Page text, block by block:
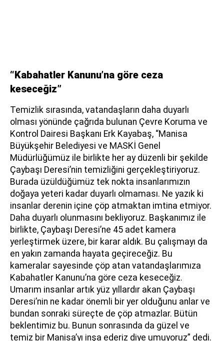
“Kabahatler Kanunu’na göre ceza
keseceğiz”
Temizlik sırasında, vatandaşların daha duyarlı
olması yönünde çağrıda bulunan Çevre Koruma ve
Kontrol Dairesi Başkanı Erk Kayabaş, “Manisa
Büyükşehir Belediyesi ve MASKİ Genel
Müdürlüğümüz ile birlikte her ay düzenli bir şekilde
Çaybaşı Deresi’nin temizliğini gerçekleştiriyoruz.
Burada üzüldüğümüz tek nokta insanlarımızın
doğaya yeteri kadar duyarlı olmaması. Ne yazık ki
insanlar derenin içine çöp atmaktan imtina etmiyor.
Daha duyarlı olunmasını bekliyoruz. Başkanımız ile
birlikte, Çaybaşı Deresi’ne 45 adet kamera
yerleştirmek üzere, bir karar aldık. Bu çalışmayı da
en yakın zamanda hayata geçireceğiz. Bu
kameralar sayesinde çöp atan vatandaşlarımıza
Kabahatler Kanunu’na göre ceza keseceğiz.
Umarım insanlar artık yüz yıllardır akan Çaybaşı
Deresi’nin ne kadar önemli bir yer olduğunu anlar ve
bundan sonraki süreçte de çöp atmazlar. Bütün
beklentimiz bu. Bunun sonrasında da güzel ve
temiz bir Manisa’yı inşa ederiz diye umuyoruz” dedi.